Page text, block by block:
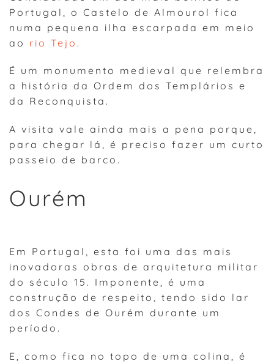
Portugal, o Castelo de Almourol fica
numa pequena ilha escarpada em meio
ao rio Tejo .
É um monumento medieval que relembra
a história da Ordem dos Templários e
da Reconquista.
A visita vale ainda mais a pena porque,
para chegar lá, é preciso fazer um curto
passeio de barco.
Ourém
Em Portugal, esta foi uma das mais
inovadoras obras de arquitetura militar
do século 15. Imponente, é uma
construção de respeito, tendo sido lar
dos Condes de Ourém durante um
período.
E, como fica no topo de uma colina, é